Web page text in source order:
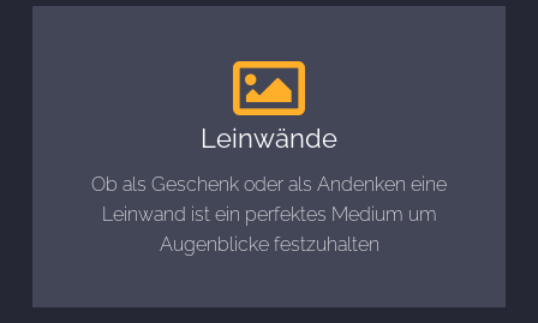
Leinwände
Ob als Geschenk oder als Andenken eine
Leinwand ist ein perfektes Medium um
Augenblicke festzuhalten